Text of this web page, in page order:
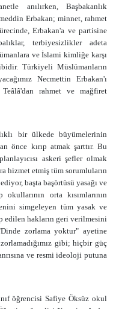
anılırken, Başbakanlık
Erbakan; minnet, rahmet
Erbakan'a ve partisine
terbiyesizlikler adeta
ve İslami kimliğe karşı
Türkiyeli Müslümanların
Necmettin Erbakan'ı
rahmet ve mağfiret
bir ülkede büyümelerinin
önce kırıp atmak şarttır. Bu
askeri şefler olmak
hizmet etmiş tüm sorumluların
başta başörtüsü yasağı ve
orta kısımlarının
simgeleyen tüm yasak ve
edilen hakların geri verilmesini
zorlama yoktur" ayetine
gibi; hiçbir güç
ve resmi ideoloji putuna
öğrencisi Safiye Öksüz okul